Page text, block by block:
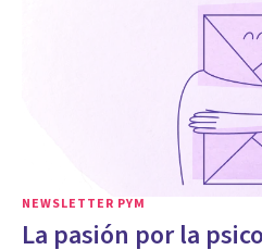
NEWSLETTER PYM
La pasión por la